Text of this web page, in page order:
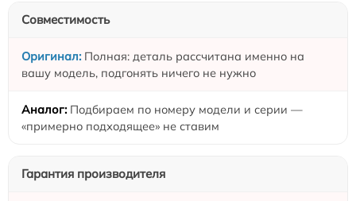
Совместимость
Полная: деталь рассчитана именно на
вашу модель, подгонять ничего не нужно
Подбираем по номеру модели и серии —
«примерно подходящее» не ставим
Гарантия производителя